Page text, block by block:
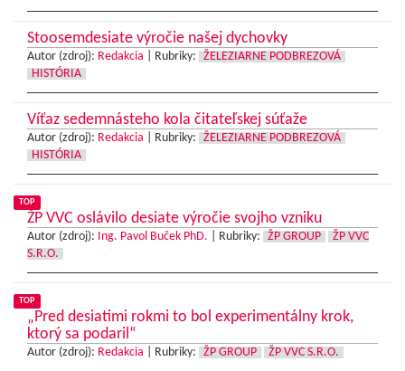
Stoosemdesiate výročie našej dychovky
Autor (zdroj): Redakcia Rubriky:
ŽELEZIARNE PODBREZOVÁ
HISTÓRIA
Víťaz sedemnásteho kola čitateľskej súťaže
Autor (zdroj): Redakcia Rubriky:
ŽELEZIARNE PODBREZOVÁ
HISTÓRIA
TOP
ŽP VVC oslávilo desiate výročie svojho vzniku
Autor (zdroj): Ing. Pavol Buček PhD. Rubriky: ŽP GROUP
ŽP VVC
S.R.O.
TOP
„Pred desiatimi rokmi to bol experimentálny krok,
ktorý sa podaril“
Autor (zdroj): Redakcia Rubriky: ŽP GROUP ŽP VVC S.R.O.